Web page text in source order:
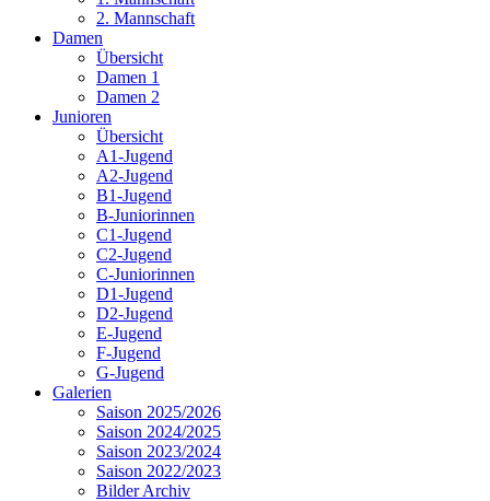
2. Mannschaft
Damen
Übersicht
Damen 1
Damen 2
Junioren
Übersicht
A1-Jugend
A2-Jugend
B1-Jugend
B-Juniorinnen
C1-Jugend
C2-Jugend
C-Juniorinnen
D1-Jugend
D2-Jugend
E-Jugend
F-Jugend
G-Jugend
Galerien
Saison 2025/2026
Saison 2024/2025
Saison 2023/2024
Saison 2022/2023
Bilder Archiv